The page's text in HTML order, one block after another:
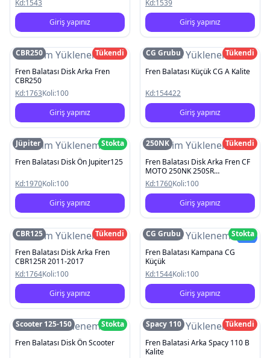
Kd:1543
Giriş yapınız
Kd:1539
Giriş yapınız
Resim Yüklenemedi
CBR250
Tükendi
Fren Balatası Disk Arka Fren
CBR250
Kd:1763Koli:100
Giriş yapınız
Resim Yüklenemedi
CG Grubu
Tükendi
Fren Balatası Küçük CG A Kalite
Kd:154422
Giriş yapınız
Resim Yüklenemedi
Jüpiter
Stokta
Fren Balatası Disk Ön Jupiter125
Kd:1970Koli:100
Giriş yapınız
Resim Yüklenemedi
250NK
Tükendi
Fren Balatası Disk Arka Fren CF
MOTO 250NK 250SR
2022/CBR125 2011-2017
Kd:1760Koli:100
Giriş yapınız
Resim Yüklenemedi
CBR125
Tükendi
Fren Balatası Disk Arka Fren
CBR125R 2011-2017
Kd:1764Koli:100
Giriş yapınız
Resim YüklenemediYeni
CG Grubu
Stokta
Fren Balatası Kampana CG
Küçük
Kd:1544Koli:100
Giriş yapınız
Resim Yüklenemedi
Scooter 125-150
Stokta
Fren Balatası Disk Ön Scooter
Resim Yüklenemedi
Spacy 110
Tükendi
Fren Balatasi Arka Spacy 110 B
Kalite